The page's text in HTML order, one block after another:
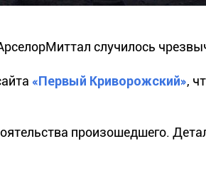
случилось
«Первый Криворожский»,
произошедшего.